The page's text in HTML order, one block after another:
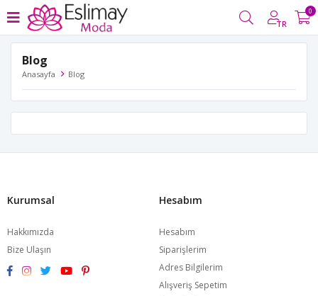
TR
0
Blog
Anasayfa Blog
Kurumsal
Hakkımızda
Bize Ulaşın
Hesabım
Hesabım
Siparişlerim
Adres Bilgilerim
Alışveriş Sepetim